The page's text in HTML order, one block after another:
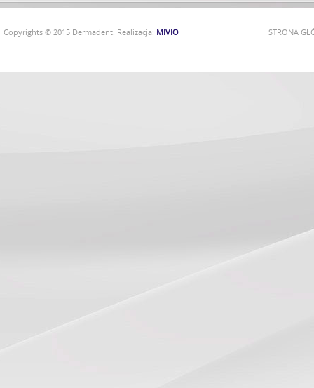
STRONA
Copyrights © 2015 Dermadent. Realizacja: MIVIO